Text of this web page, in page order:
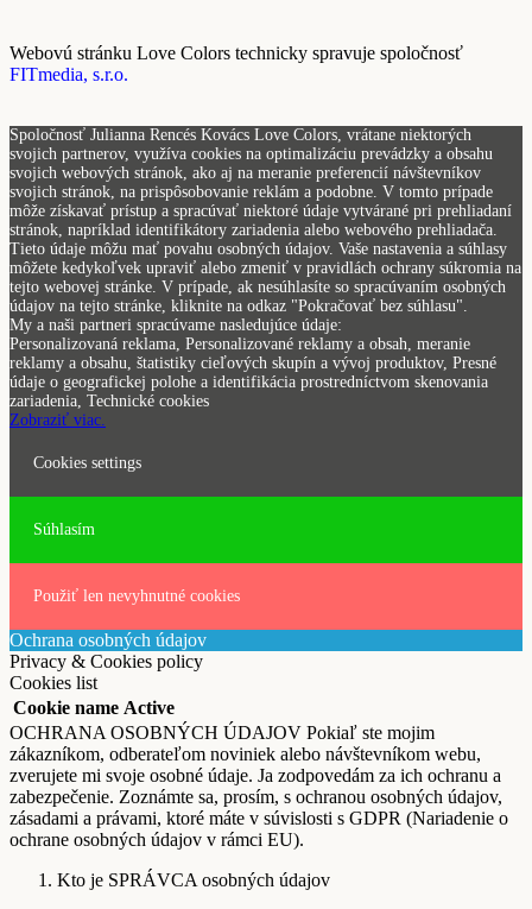
Webovú stránku Love Colors technicky spravuje spoločnosť
FITmedia, s.r.o.
Spoločnosť Julianna Rencés Kovács Love Colors, vrátane niektorých
svojich partnerov, využíva cookies na optimalizáciu prevádzky a obsahu
svojich webových stránok, ako aj na meranie preferencií návštevníkov
svojich stránok, na prispôsobovanie reklám a podobne. V tomto prípade
môže získavať prístup a spracúvať niektoré údaje vytvárané pri prehliadaní
stránok, napríklad identifikátory zariadenia alebo webového prehliadača.
Tieto údaje môžu mať povahu osobných údajov. Vaše nastavenia a súhlasy
môžete kedykoľvek upraviť alebo zmeniť v pravidlách ochrany súkromia na
tejto webovej stránke. V prípade, ak nesúhlasíte so spracúvaním osobných
údajov na tejto stránke, kliknite na odkaz "Pokračovať bez súhlasu".
My a naši partneri spracúvame nasledujúce údaje:
Personalizovaná reklama, Personalizované reklamy a obsah, meranie
reklamy a obsahu, štatistiky cieľových skupín a vývoj produktov, Presné
údaje o geografickej polohe a identifikácia prostredníctvom skenovania
zariadenia, Technické cookies
Zobraziť viac.
Cookies settings
Súhlasím
Použiť len nevyhnutné cookies
Ochrana osobných údajov
Privacy & Cookies policy
Cookies list
Cookie name Active
OCHRANA OSOBNÝCH ÚDAJOV Pokiaľ ste mojim
zákazníkom, odberateľom noviniek alebo návštevníkom webu,
zverujete mi svoje osobné údaje. Ja zodpovedám za ich ochranu a
zabezpečenie. Zoznámte sa, prosím, s ochranou osobných údajov,
zásadami a právami, ktoré máte v súvislosti s GDPR (Nariadenie o
ochrane osobných údajov v rámci EU).
Kto je SPRÁVCA osobných údajov